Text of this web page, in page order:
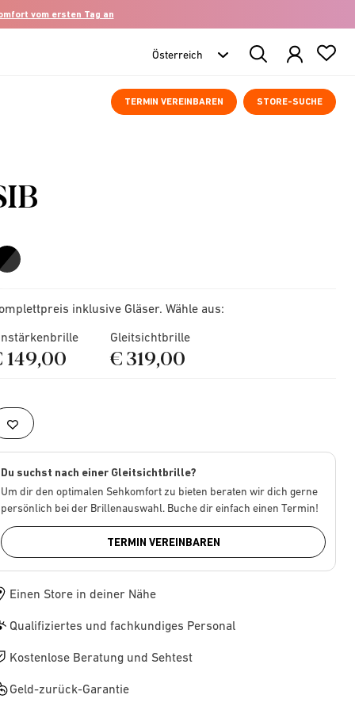
vom ersten Tag an
Search
Products
TERMIN VEREINBAREN STORE-SUCHE
inklusive Gläser. Wähle aus:
149,00
Gleitsichtbrille
€ 319,00
Du suchst nach einer Gleitsichtbrille?
Um dir den optimalen Sehkomfort zu bieten beraten wir dich gerne
persönlich bei der Brillenauswahl. Buche dir einfach einen Termin!
TERMIN VEREINBAREN
Einen Store in deiner Nähe
Qualifiziertes und fachkundiges Personal
Kostenlose Beratung und Sehtest
Geld-zurück-Garantie